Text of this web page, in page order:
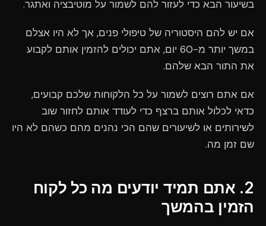
בשיעור הבא כדי לעזור להם לשמור על מוטיבציה ואתגר.
אם יש להם היסטוריה של טיפולי פנים, אך לא היו אצלם
במשך יותר מ-60 יום, אתם יכולים להזמין אותם לקבוע
את התור הבא שלהם.
אם אתם רוצים לשמור על כל הלקוחות שלכם קבועים,
כדאי לכלול אותם ברצף כדי לעודד אותם לחזור שוב
לשירותים או לשיעורים שהם הכי נהנים מהם כשהם לא היו
שם זמן מה.
2. אתם תמיד יודעים מה כל לקוח
הזמין בהמשך